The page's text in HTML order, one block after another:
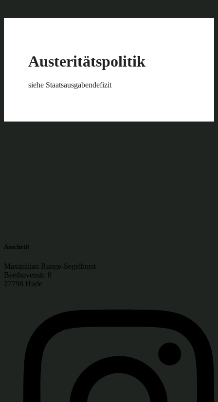
Austeritätspolitik
siehe Staatsausgabendefizit
Anschrift
Maximilian Runge-Segelhorst
Beethovenstr. 8
27798 Hude